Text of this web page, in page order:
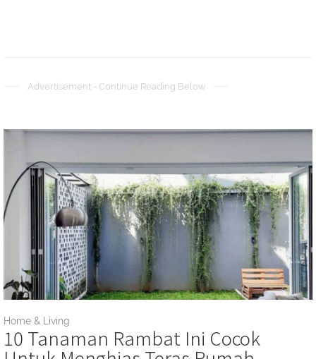
Advertisement - Continue Reading Below
Home & Living
10 Tanaman Rambat Ini Cocok